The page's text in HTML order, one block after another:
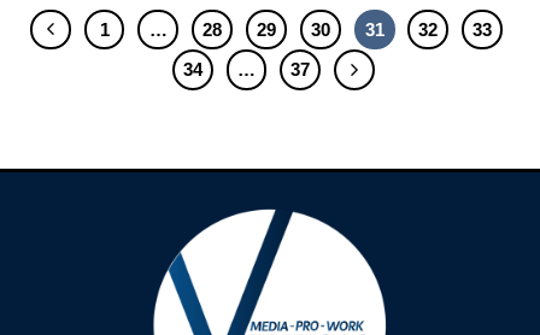
1 … 28 29 30 31 32
33
34
… 37